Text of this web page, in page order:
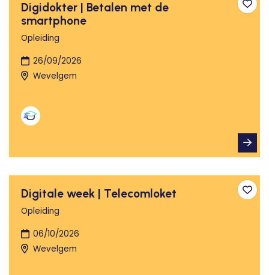
Digidokter | Betalen met de
smartphone
Opleiding
26/09/2026
Wevelgem
Digitale week | Telecomloket
Opleiding
06/10/2026
Wevelgem